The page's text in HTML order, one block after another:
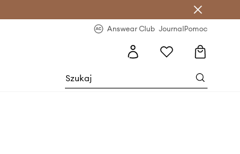
Answear Club JournalPomoc